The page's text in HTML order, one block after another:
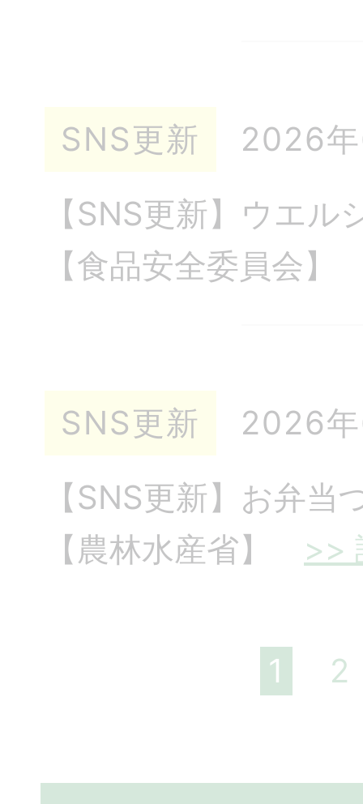
SNS更新
2026
【SNS更新】ウエ
【食品安全委員会
SNS更新
2026
【SNS更新】お弁
【農林水産省】 >>